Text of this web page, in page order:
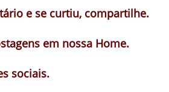
e se curtiu, compartilhe.
em nossa Home.
sociais.